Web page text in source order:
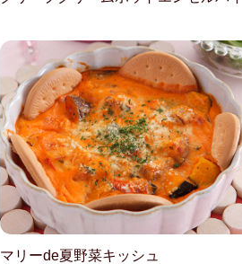
マリーde夏野菜キッシュ